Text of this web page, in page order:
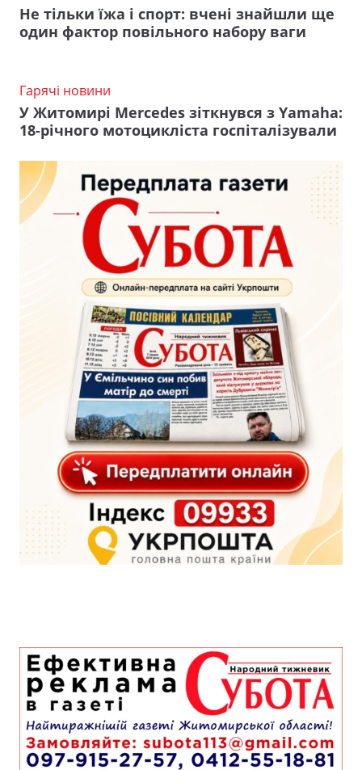
Не тільки їжа і спорт: вчені знайшли ще
один фактор повільного набору ваги
Гарячі новини
У Житомирі Mercedes зіткнувся з Yamaha:
18-річного мотоцикліста госпіталізували